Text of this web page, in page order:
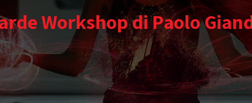
Workshop di Paolo